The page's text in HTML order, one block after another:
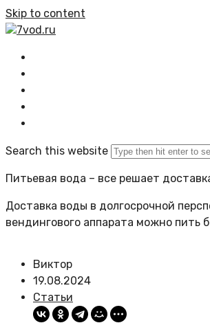
Skip to content
7vod.ru
Search this website
Питьевая вода – все решает
Доставка воды в долгосрочной
вендингового аппарата можно пить
Виктор
19.08.2024
Статьи